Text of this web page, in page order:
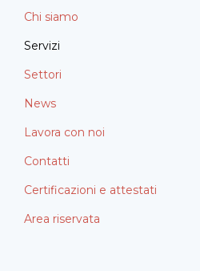
Chi siamo
Servizi
Settori
News
Lavora con noi
Contatti
Certificazioni e attestati
Area riservata